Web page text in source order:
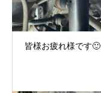
皆様お疲れ様です🙂